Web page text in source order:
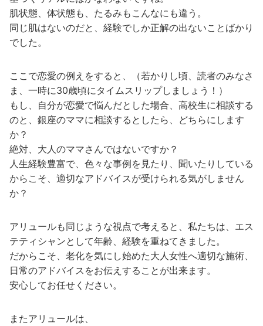
肌状態、体状態も、たるみもこんなにも違う。
同じ肌はないのだと、経験でしか正解の出ないことばかり
でした。
ここで恋愛の例えをすると、（若かりし頃、読者のみなさ
ま、一時に30歳頃にタイムスリップしましょう！）
もし、自分が恋愛で悩んだとした場合、高校生に相談する
のと、銀座のママに相談するとしたら、どちらにします
か？
絶対、大人のママさんではないですか？
人生経験豊富で、色々な事例を見たり、聞いたりしている
からこそ、適切なアドバイスが受けられる気がしません
か？
アリュールも同じような視点で考えると、私たちは、エス
テティシャンとして年齢、経験を重ねてきました。
だからこそ、老化を気にし始めた大人女性へ適切な施術、
日常のアドバイスをお伝えすることが出来ます。
安心してお任せください。
またアリュールは、